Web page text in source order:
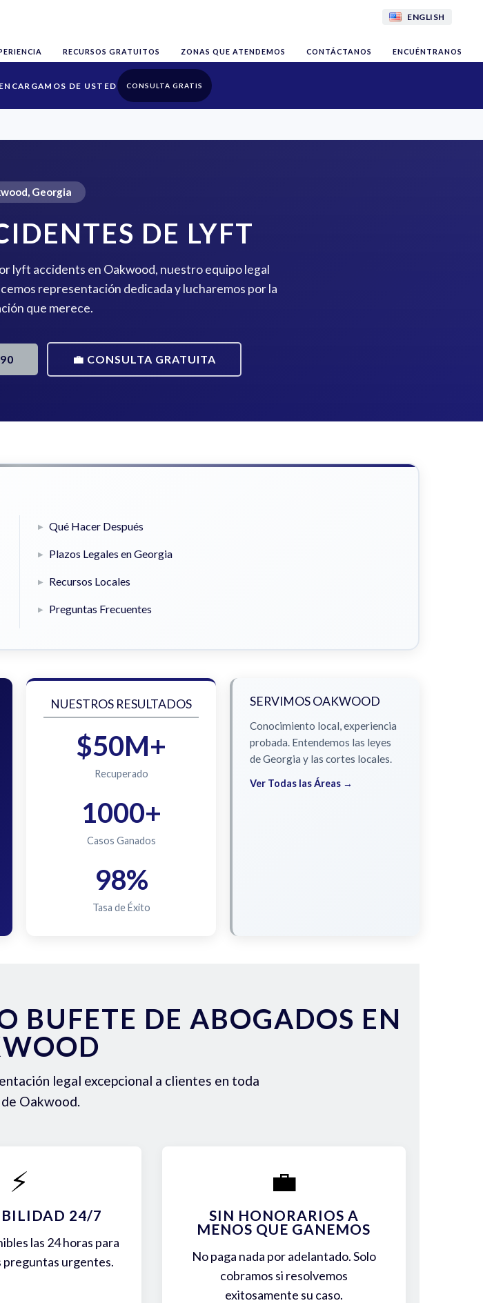
ENGLISH
RECURSOS GRATUITOS ZONAS QUE ATENDEMOS CONTÁCTANOS ENCUÉNTRANOS
CONSULTA GRATIS
Georgia
DE LYFT
lyft accidents en Oakwood, nuestro equipo legal
representación dedicada y lucharemos por la
que merece.
💼 CONSULTA GRATUITA
Qué Hacer Después
Plazos Legales en Georgia
Recursos Locales
Preguntas Frecuentes
NUESTROS RESULTADOS
$50M+
Recuperado
1000+
Casos Ganados
98%
Tasa de Éxito
SERVIMOS OAKWOOD
Conocimiento local, experiencia
probada. Entendemos las leyes
de Georgia y las cortes locales.
Ver Todas las Áreas →
BUFETE DE ABOGADOS EN
legal excepcional a clientes en toda
Oakwood.
⚡
24/7
las 24 horas para
preguntas urgentes.
💼
SIN HONORARIOS A
MENOS QUE GANEMOS
No paga nada por adelantado. Solo
cobramos si resolvemos
exitosamente su caso.